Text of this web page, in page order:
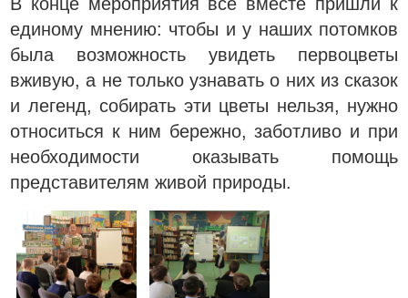
единому мнению: чтобы и у наших потомков
была возможность увидеть первоцветы
вживую, а не только узнавать о них из сказок
и легенд, собирать эти цветы нельзя, нужно
относиться к ним бережно, заботливо и при
необходимости оказывать помощь
представителям живой природы.